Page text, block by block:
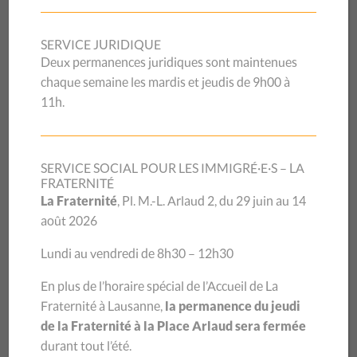
dès le 11 mai
Pour la réouverture de nos magasins, les équipes de nos
ce lundi 11 mai 2020. Et cela selon leur horaire, à savoir
lundi 11 mai pour Payerne, mardi 12 mai pour La
Blécherette et mercredi 13 mai pour Montreux.
Les magasins ont été réaménagésafin de pouvoir vous
recevoir en toute sécurité. Un système de limitation du
SERVICE JURIDIQUE
Deux permanences juridiques sont maintenues
chaque semaine les mardis et jeudis de 9h00 à
11h.
SERVICE SOCIAL POUR LES IMMIGRÉ·E·S – LA
FRATERNITÉ
La Fraternité, Pl. M.-L. Arlaud 2, du 29 juin au 14
août 2026
Lundi au vendredi de 8h30 – 12h30
En plus de l’horaire spécial de l’Accueil de La
Fraternité à Lausanne, la permanence du jeudi
de la Fraternité à la Place Arlaud sera fermée
durant tout l’été.